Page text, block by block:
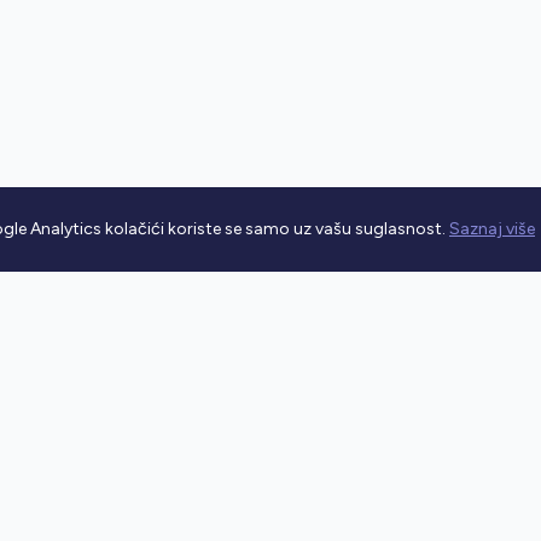
Analytics kolačići koriste se samo uz vašu suglasnost. Saznaj više